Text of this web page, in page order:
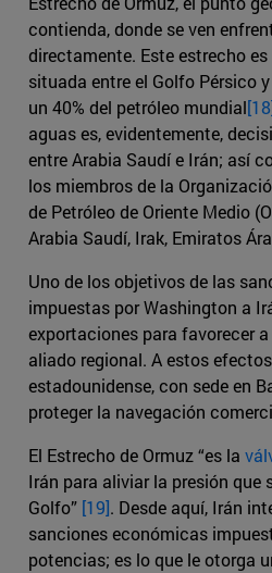
contienda, donde se ven
directamente. Este estrecho
situada entre el Golfo Pérsico
un 40% del petróleo mundial
aguas es, evidentemente,
entre Arabia Saudí e Irán; así
los miembros de la
de Petróleo de Oriente Medio
Arabia Saudí, Irak, Emiratos
Uno de los objetivos de las
impuestas por Washington a
exportaciones para favorecer
aliado regional. A estos
estadounidense, con sede en
proteger la navegación
El Estrecho de Ormuz “es la
Irán para aliviar la presión que
Golfo” [19]. Desde aquí, Irán
sanciones económicas
potencias; es lo que le otorga